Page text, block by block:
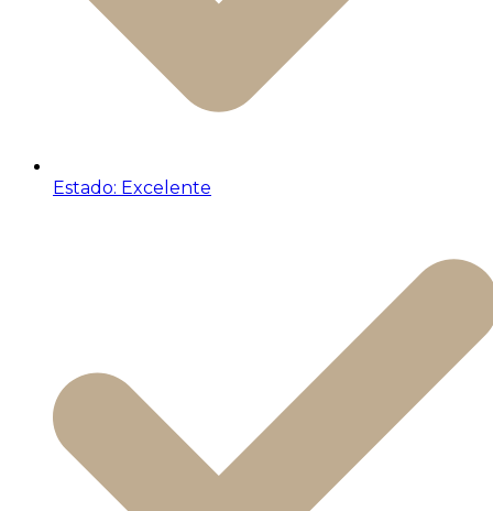
Estado: Excelente